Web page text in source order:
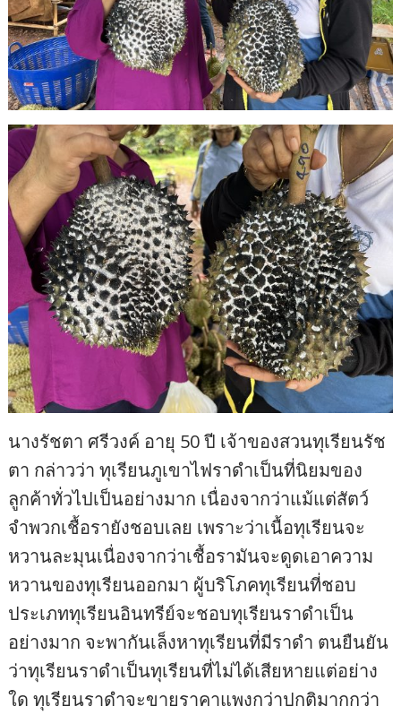
นางรัชตา ศรีวงค์ อายุ 50 ปี เจ้าของสวนทุเรียนรัช
ตา กล่าวว่า ทุเรียนภูเขาไฟราดำเป็นที่นิยมของ
ลูกค้าทั่วไปเป็นอย่างมาก เนื่องจากว่าแม้แต่สัตว์
จำพวกเชื้อรายังชอบเลย เพราะว่าเนื้อทุเรียนจะ
หวานละมุนเนื่องจากว่าเชื้อรามันจะดูดเอาความ
หวานของทุเรียนออกมา ผู้บริโภคทุเรียนที่ชอบ
ประเภททุเรียนอินทรีย์จะชอบทุเรียนราดำเป็น
อย่างมาก จะพากันเล็งหาทุเรียนที่มีราดำ ตนยืนยัน
ว่าทุเรียนราดำเป็นทุเรียนที่ไม่ได้เสียหายแต่อย่าง
ใด ทุเรียนราดำจะขายราคาแพงกว่าปกติมากกว่า